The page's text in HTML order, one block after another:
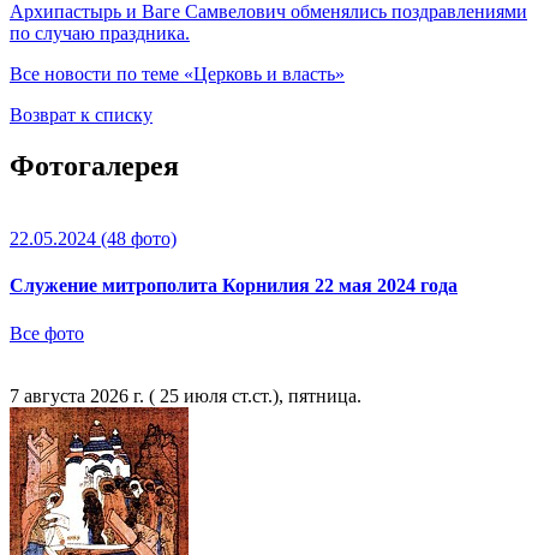
Архипастырь и Ваге Самвелович обменялись поздравлениями
по случаю праздника.
Все новости по теме «Церковь и власть»
Возврат к списку
Фотогалерея
22.05.2024 (48 фото)
Служение митрополита Корнилия 22 мая 2024 года
Все фото
7 августа 2026 г. ( 25 июля ст.ст.), пятница.